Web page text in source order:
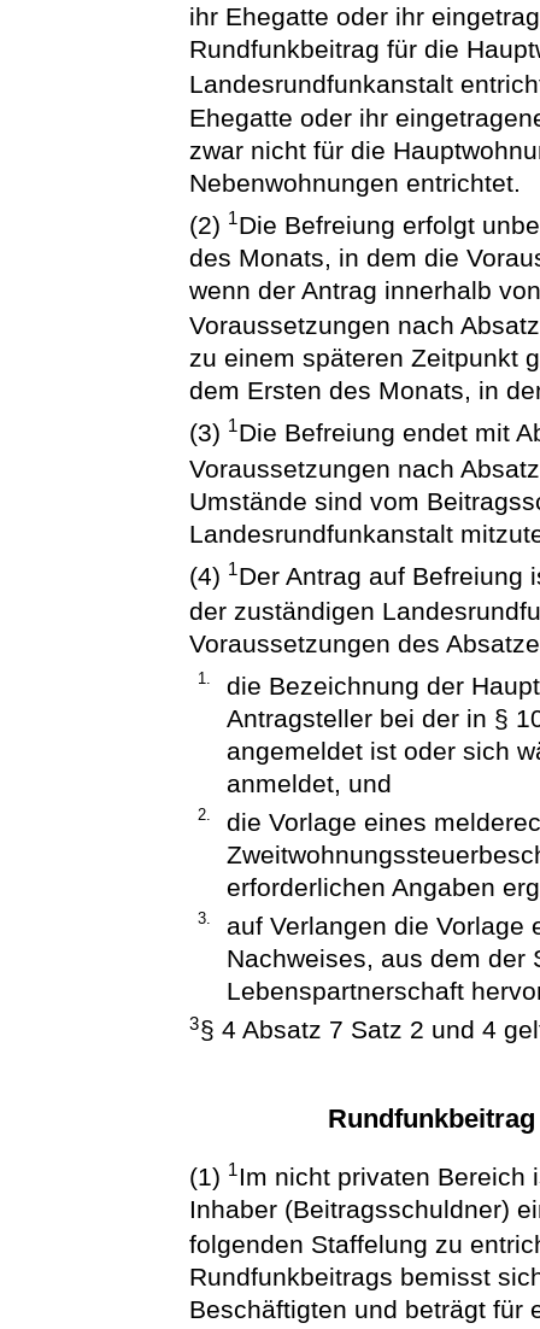
ihr Ehegatte oder ihr
Rundfunkbeitrag für die
Landesrundfunkanstalt
Ehegatte oder ihr
zwar nicht für die
Nebenwohnungen entrichtet.
(2) 1Die Befreiung erfolgt
des Monats, in dem die
wenn der Antrag innerhalb
Voraussetzungen nach
zu einem späteren Zeitpunkt
dem Ersten des Monats, in
(3) 1Die Befreiung endet mit
Voraussetzungen nach
Umstände sind vom
Landesrundfunkanstalt
(4) 1Der Antrag auf Befreiung
der zuständigen
Voraussetzungen des
1.
die Bezeichnung der
Antragsteller bei der in §
angemeldet ist oder sich
anmeldet, und
2.
die Vorlage eines
erforderlichen Angaben
3.
auf Verlangen die Vorlage
Nachweises, aus dem der
Lebenspartnerschaft
3§ 4 Absatz 7 Satz 2 und 4
(1) 1 Im nicht privaten Bereich
Inhaber (Beitragsschuldner)
folgenden Staffelung zu
Rundfunkbeitrags bemisst
Beschäftigten und beträgt für